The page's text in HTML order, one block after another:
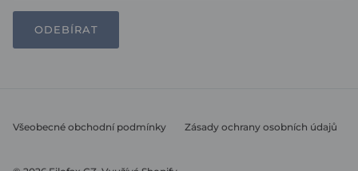
ODEBÍRAT
Všeobecné obchodní podmínky Zásady ochrany osobních údajů